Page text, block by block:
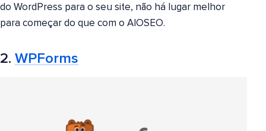
do WordPress para o seu site, não há lugar melhor
para começar do que com o AIOSEO.
2. WPForms